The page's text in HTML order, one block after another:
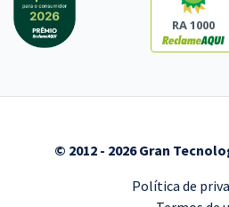
RA 1000
© 2012 - 2026 Gran
Política de